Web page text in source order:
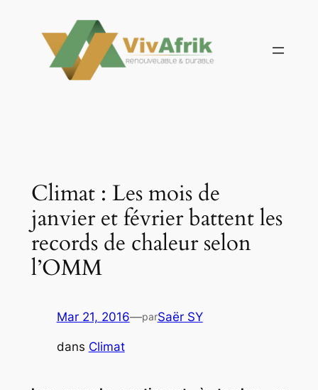
contenu
Climat : Les mois de
janvier et février battent les
records de chaleur selon
l’OMM
Mar 21, 2016—parSaër SY
dans Climat